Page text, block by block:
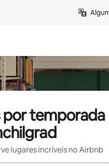
por temporada
lugares incríveis no Airbnb